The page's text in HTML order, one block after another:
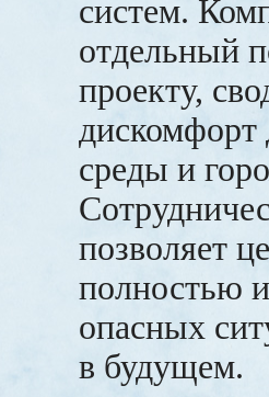
систем.
отдельный
проекту,
дискомфорт
среды и
позволяет
полностью
опасных
в будущем.